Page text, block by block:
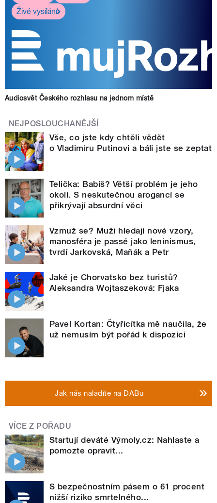
Živé vysílání
Audiosvět Českého rozhlasu na jednom místě
NEJPOSLOUCHANĚJŠÍ
Vše, co jste kdy chtěli vědět
o Vladimiru Putinovi a báli jste se zeptat
Telička: Babiš? Větší problém je jeho
okolí. S neskutečnou arogancí se
přikrývají absurdní věci
Vzmuž se? Muži hledají nové vzory,
manosféra je passé jako leninismus,
tvrdí Jarkovská, Maňák a Petr
Jaké je Chorvatsko bez turistů?
Aleksandra Wojtaszeková: Fjaka
Pavel Kortan: Čtyřicítka mě naučila, že
už nemusím být pořád k dispozici
Jak nás naladíte na DABu
VÍCE Z POŘADU
Startují deváté Výmoly.cz: Nahlaste a
pomozte opravit...
S bezpečnostním pásem o 61 procent
nižší riziko smrtelného...